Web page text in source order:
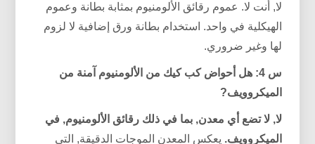
لا, أنت لا. عموم رقائق الألومنيوم بمثابة بطانة وعموم
الهيكلية في واحد. استخدام بطانة ورق إضافية لا لزوم
لها وغير ضروري.
س 4: هل أحواض كب كيك من الألومنيوم آمنة من
الميكروويف?
لا, لا تضع أي معدن, بما في ذلك رقائق الألومنيوم, في
الميكروويف. يعكس المعدن الموجات الدقيقة, التي